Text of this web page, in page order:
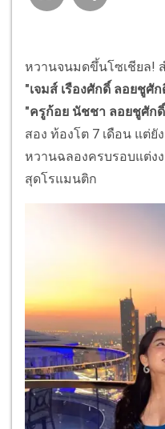
หวานจนมดขึ้นโซเชียล!
"เจมส์ เรืองศักดิ์ ลอยชูศัก
"ครูก้อย นัชชา ลอยชูศัก
สอง ท้องโต 7 เดือน แต่ยั
หวานฉลองครบรอบแต่ง
สุดโรแมนติก